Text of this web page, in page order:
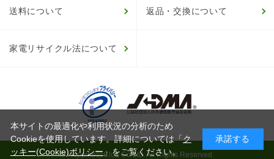
送料について 返品・交換について
家電リサイクル法について
© HappinessClub Co.Ltd. All Rights Reserved.
本サイトの最適化や利用状況の分析のため
Cookieを使用しています。詳細については「ク
ッキー(Cookie)ポリシー」をご覧ください。
承諾する